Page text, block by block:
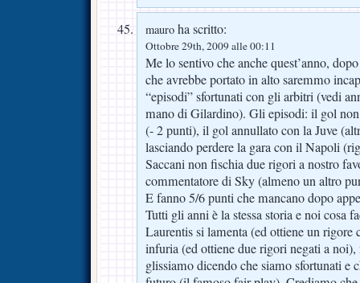
mauro ha scritto:
Ottobre 29th, 2009 alle 00:11
Me lo sentivo che anche quest’anno,
che avrebbe portato in alto saremmo
“episodi” sfortunati con gli arbitri (vedi
mano di Gilardino). Gli episodi: il gol
(- 2 punti), il gol annullato con la Juve
lasciando perdere la gara con il Napoli
Saccani non fischia due rigori a nostro
commentatore di Sky (almeno un altro
E fanno 5/6 punti che mancano dopo
Tutti gli anni è la stessa storia e noi cosa
Laurentis si lamenta (ed ottiene un
infuria (ed ottiene due rigori negati a
glissiamo dicendo che siamo sfortunati e